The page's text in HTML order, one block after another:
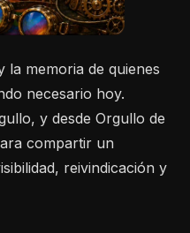
la memoria de quienes
necesario hoy.
y desde Orgullo de
compartir un
reivindicación y